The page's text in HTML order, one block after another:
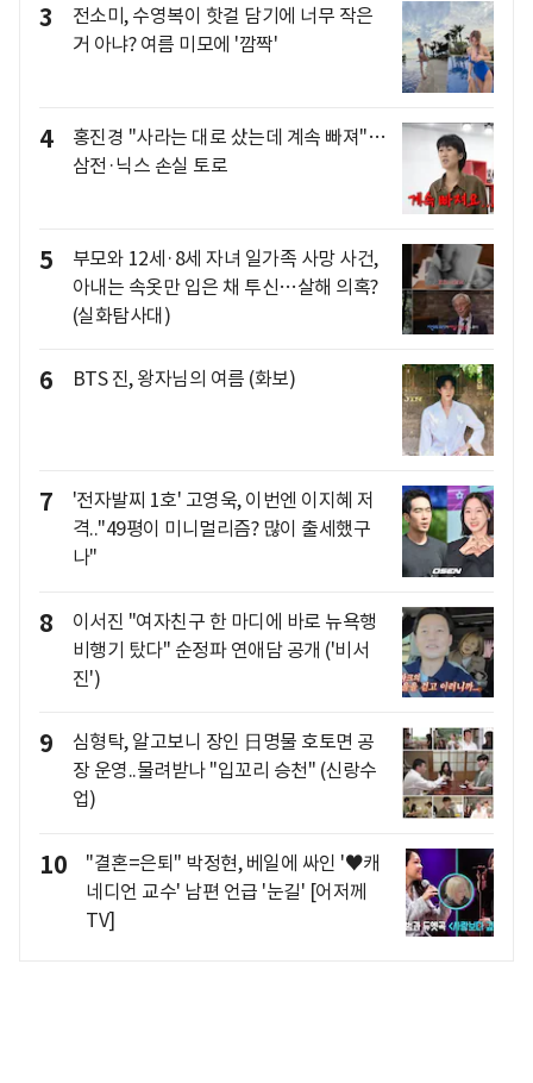
3
전소미, 수영복이 핫걸 담기에 너무 작은
거 아냐? 여름 미모에 '깜짝'
4
홍진경 "사라는 대로 샀는데 계속 빠져"…
삼전·닉스 손실 토로
5
부모와 12세·8세 자녀 일가족 사망 사건,
아내는 속옷만 입은 채 투신…살해 의혹?
(실화탐사대)
6 BTS 진, 왕자님의 여름 (화보)
7
'전자발찌 1호' 고영욱, 이번엔 이지혜 저
격.."49평이 미니멀리즘? 많이 출세했구
나"
8
이서진 "여자친구 한 마디에 바로 뉴욕행
비행기 탔다" 순정파 연애담 공개 ('비서
진')
9
심형탁, 알고보니 장인 日명물 호토면 공
장 운영..물려받나 "입꼬리 승천" (신랑수
업)
10
"결혼=은퇴" 박정현, 베일에 싸인 '♥캐
네디언 교수' 남편 언급 '눈길' [어저께
TV]